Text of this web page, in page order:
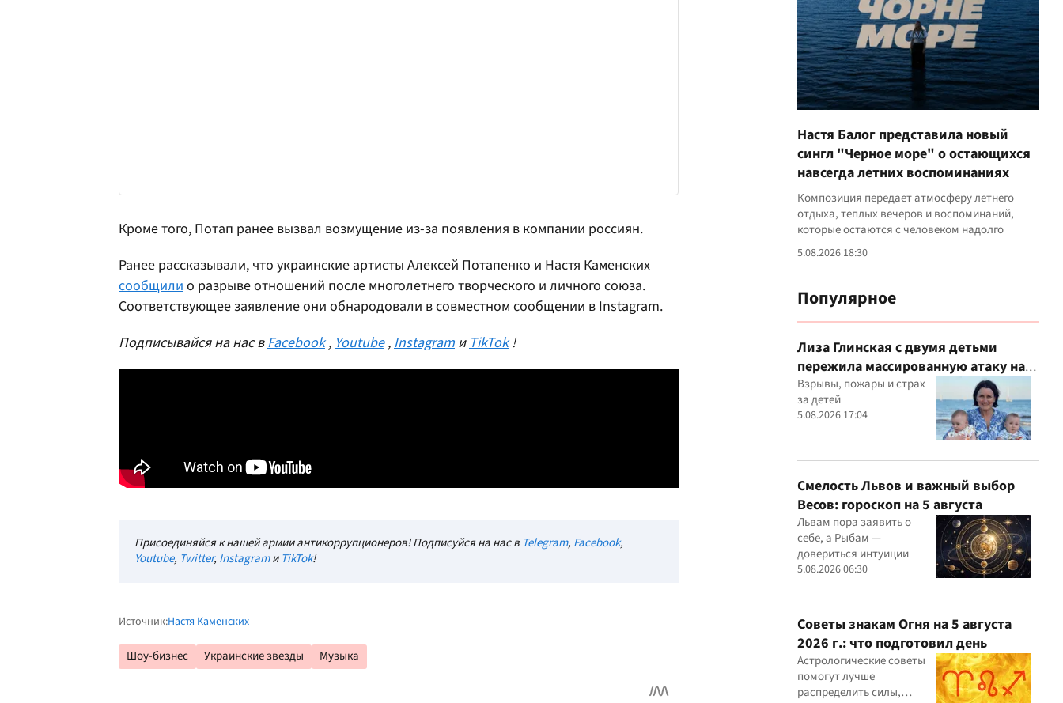
Кроме того, Потап ранее вызвал возмущение из-за появления в компании россиян.
Ранее рассказывали, что украинские артисты Алексей Потапенко и Настя Каменских
сообщили о разрыве отношений после многолетнего творческого и личного союза.
Соответствующее заявление они обнародовали в совместном сообщении в Instagram.
Подписывайся на нас в Facebook , Youtube , Instagram и TikTok !
Присоединяйся к нашей армии антикоррупционеров! Подписуйся на нас в Telegram, Facebook,
Youtube, Twitter, InstagramиTikTok!
Источник:Настя Каменских
Шоу-бизнес Украинские звезды Музыка
Настя Балог представила новый
сингл "Черное море" о остающихся
навсегда летних воспоминаниях
Композиция передает атмосферу летнего
отдыха, теплых вечеров и воспоминаний,
которые остаются с человеком надолго
5.08.2026 18:30
Популярное
Лиза Глинская с двумя детьми
пережила массированную атаку на
Киев
Взрывы, пожары и страх
за детей
5.08.2026 17:04
Смелость Львов и важный выбор
Весов: гороскоп на 5 августа
Львам пора заявить о
себе, а Рыбам —
довериться интуиции
5.08.2026 06:30
Советы знакам Огня на 5 августа
2026 г.: что подготовил день
Астрологические советы
помогут лучше
распределить силы,